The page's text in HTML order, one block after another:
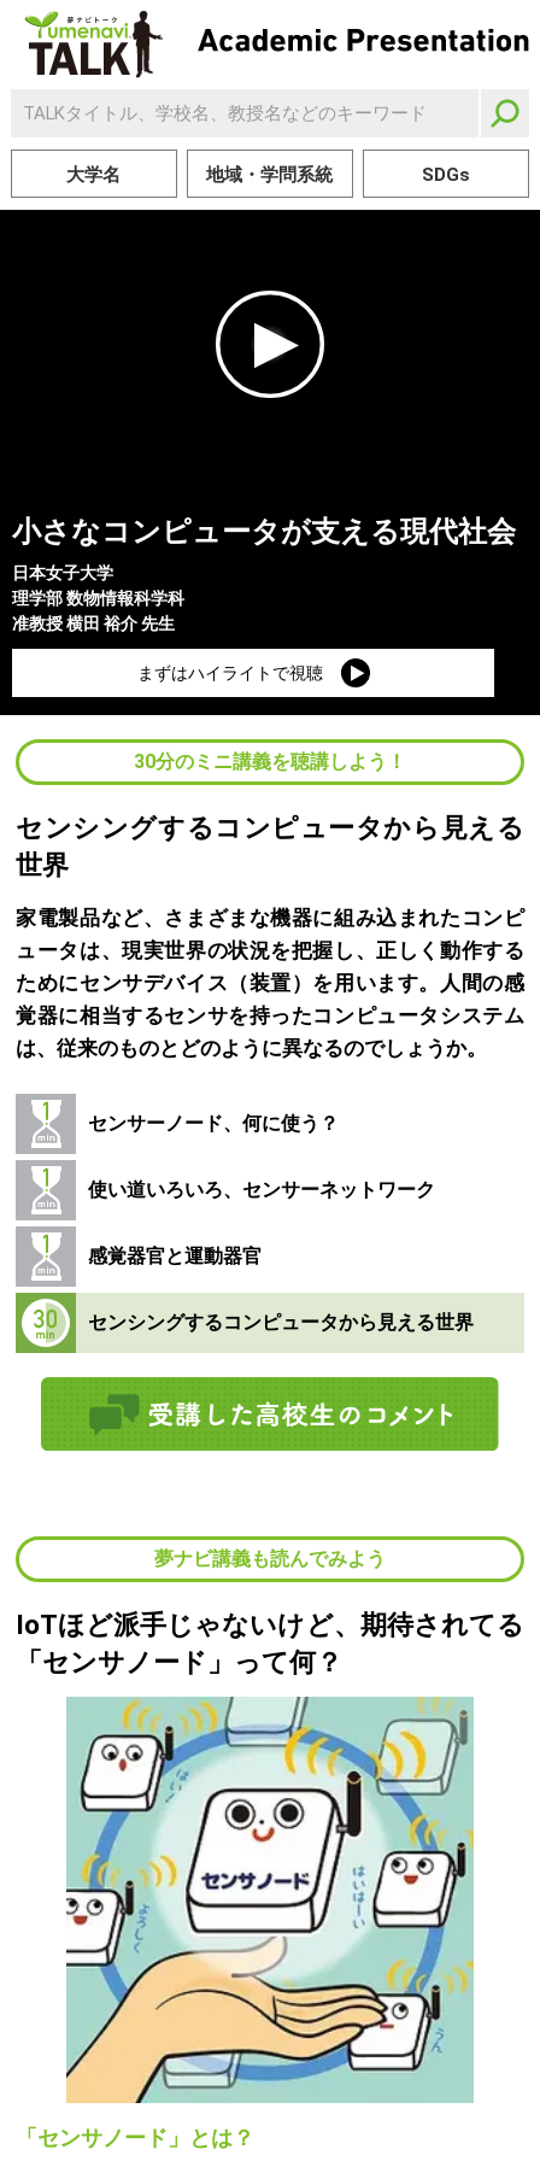
大学名 地域・学問系統 SDGs
小さなコンピュータが支える現代社会
日本女子大学
理学部数物情報科学科
准教授横田 裕介先生
まずはハイライトで視聴
30分のミニ講義を聴講しよう！
センシングするコンピュータから見える
世界
家電製品など、さまざまな機器に組み込まれたコンピ
ュータは、現実世界の状況を把握し、正しく動作する
ためにセンサデバイス（装置）を用います。人間の感
覚器に相当するセンサを持ったコンピュータシステム
は、従来のものとどのように異なるのでしょうか。
センサーノード、何に使う？
使い道いろいろ、センサーネットワーク
感覚器官と運動器官
センシングするコンピュータから見える世界
夢ナビ講義も読んでみよう
IoTほど派手じゃないけど、期待されてる
「センサノード」って何？
「センサノード」とは？